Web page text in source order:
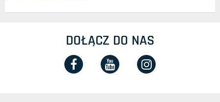
DOŁĄCZ DO NAS